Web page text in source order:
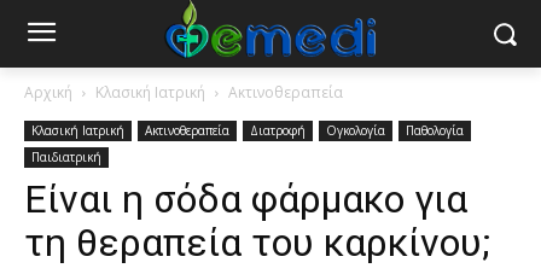
Αρχική Κλασική Ιατρική Ακτινοθεραπεία
Κλασική Ιατρική Ακτινοθεραπεία Διατροφή Ογκολογία
Παθολογία
Παιδιατρική
Είναι η σόδα φάρμακο για
τη θεραπεία του καρκίνου;